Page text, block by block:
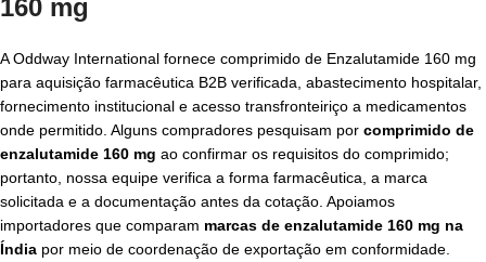
160 mg
A Oddway International fornece comprimido de Enzalutamide 160 mg
para aquisição farmacêutica B2B verificada, abastecimento hospitalar,
fornecimento institucional e acesso transfronteiriço a medicamentos
onde permitido. Alguns compradores pesquisam por comprimido de
enzalutamide 160 mg ao confirmar os requisitos do comprimido;
portanto, nossa equipe verifica a forma farmacêutica, a marca
solicitada e a documentação antes da cotação. Apoiamos
importadores que comparam marcas de enzalutamide 160 mg na
Índia por meio de coordenação de exportação em conformidade.